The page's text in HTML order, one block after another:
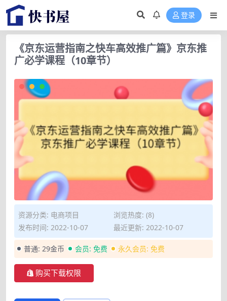
登录
《京东运营指南之快车高效推广篇》京东推
广必学课程（10章节）
资源分类: 电商项目
浏览热度: (8)
发布时间: 2022-10-07
最近更新: 2022-10-07
普通: 29金币 会员: 免费 永久会员: 免费
购买下载权限